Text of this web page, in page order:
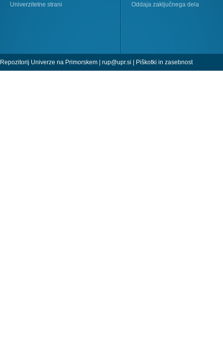
Univerzitetne strani
Oddaja zaključnega dela
Repozitorij Univerze na Primorskem | rup@upr.si | Piškotki in zasebnost